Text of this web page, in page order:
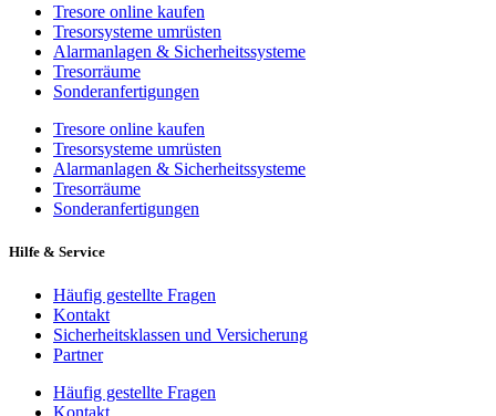
Tresore online kaufen
Tresorsysteme umrüsten
Alarmanlagen & Sicherheitssysteme
Tresorräume
Sonderanfertigungen
Tresore online kaufen
Tresorsysteme umrüsten
Alarmanlagen & Sicherheitssysteme
Tresorräume
Sonderanfertigungen
Hilfe & Service
Häufig gestellte Fragen
Kontakt
Sicherheitsklassen und Versicherung
Partner
Häufig gestellte Fragen
Kontakt